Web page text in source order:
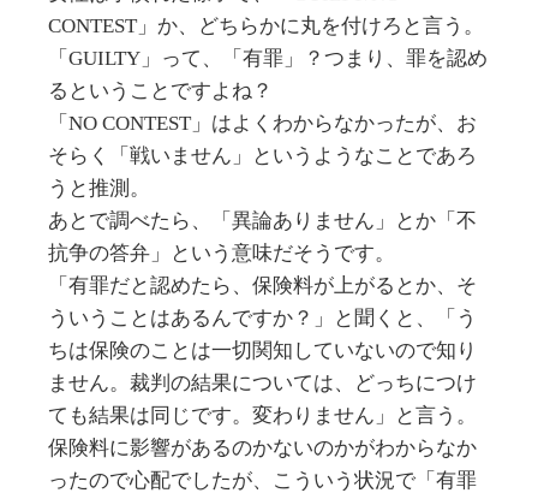
CONTEST」か、どちらかに丸を付けろと言う。
「GUILTY」って、「有罪」？つまり、罪を認め
るということですよね？
「NO CONTEST」はよくわからなかったが、お
そらく「戦いません」というようなことであろ
うと推測。
あとで調べたら、「異論ありません」とか「不
抗争の答弁」という意味だそうです。
「有罪だと認めたら、保険料が上がるとか、そ
ういうことはあるんですか？」と聞くと、「う
ちは保険のことは一切関知していないので知り
ません。裁判の結果については、どっちにつけ
ても結果は同じです。変わりません」と言う。
保険料に影響があるのかないのかがわからなか
ったので心配でしたが、こういう状況で「有罪